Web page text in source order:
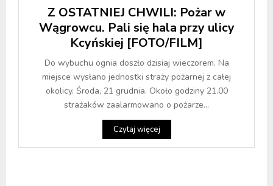
Z OSTATNIEJ CHWILI: Pożar w
Wągrowcu. Pali się hala przy ulicy
Kcyńskiej [FOTO/FILM]
Do wybuchu ognia doszło dzisiaj wieczorem. Na
miejsce wysłano jednostki straży pożarnej z całej
okolicy. Środa, 21 grudnia. Około godziny 21.00
strażaków zaalarmowano o pożarze...
Czytaj więcej